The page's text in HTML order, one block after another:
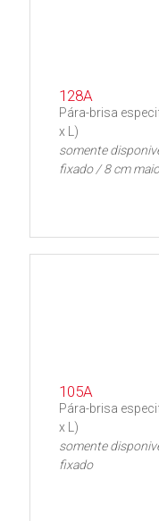
128A
Pára-brisa
x L)
somente
fixado / 8 cm
105A
Pára-brisa
x L)
somente
fixado